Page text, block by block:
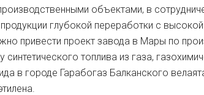
объектами, в
глубокой переработки с
привести проект завода в Мары по
синтетического топлива из газа,
в городе Гарабогаз Балканского